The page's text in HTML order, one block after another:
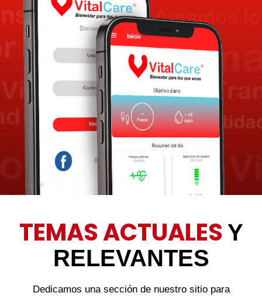
TEMAS ACTUALES Y
RELEVANTES
Dedicamos una sección de nuestro sitio para